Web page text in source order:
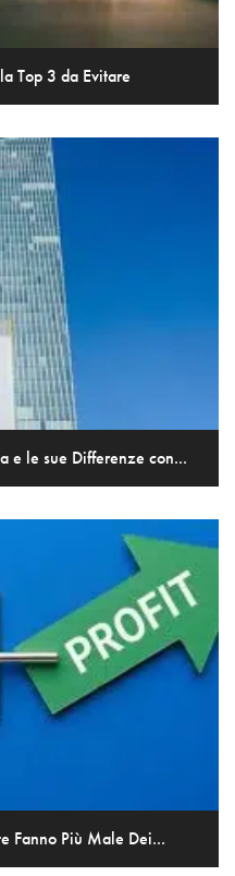
Top 3 da Evitare
e le sue Differenze con...
Fanno Più Male Dei...